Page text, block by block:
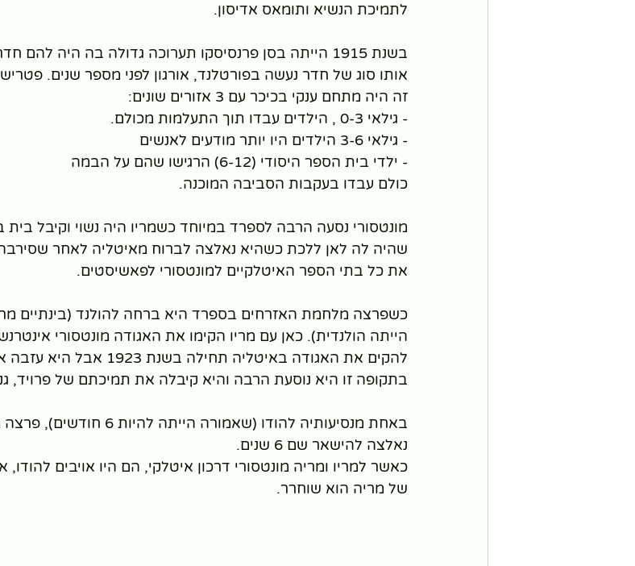
לתמיכת הנשיא ותומאס אדיסון.
בשנת 1915 הייתה בסן פרנסיסקו תערוכה גדולה בה היה
אותו סוג של חדר נעשה בפורטלנד, אורגון לפני מספר שנים.
זה היה מתחם ענקי בכיכר עם 3 אזורים שונים:
- גילאי 0-3 , הילדים עבדו תוך התעלמות מכולם.
- גילאי 3-6 הילדים היו יותר מודעים לאנשים
- ילדי בית הספר היסודי (6-12) הרגישו שהם על הבמה
כולם עבדו בעקבות הסביבה המוכנה.
מונטסורי נסעה הרבה לספרד במיוחד כשמריו היה נשוי וקיבל בית
שהיה לה לאן ללכת כשהיא נאלצה לברוח מאיטליה לאחר שסירבה
את כל בתי הספר האיטלקיים למונטסורי לפאשיסטים.
כשפרצה מלחמת האזרחים בספרד היא ברחה להולנד (בינתיים
להקים את האגודה באיטליה תחילה בשנת 1923 אבל היא עזבה את זה בגלל מוסוליני.
בתקופה זו היא נוסעת הרבה והיא קיבלה את תמיכתם של פרויד,
באחת מנסיעותיה להודו
נאלצה להישאר שם 6 שנים.
כאשר למריו ומריה מונטסורי דרכון איטלקי, הם היו אויבים
של מריה הוא שוחרר.